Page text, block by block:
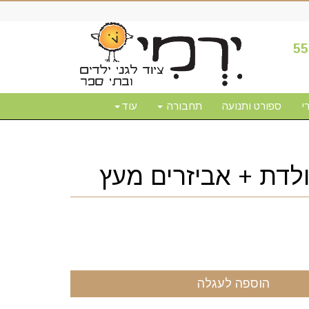
ספורט ותנועה תחבורה עוד
+ אביזרים מעץ
הוספה לעגלה